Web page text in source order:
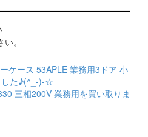
。
ケース 53APLE 業務用3ドア 小
した♪(^_-)-☆
三相200V 業務用を買い取りま